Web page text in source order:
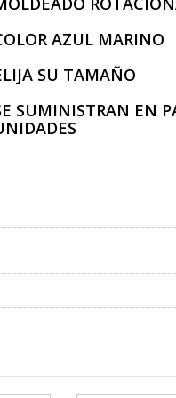
AZUL MARINO
SU TAMAÑO
SUMINISTRAN EN